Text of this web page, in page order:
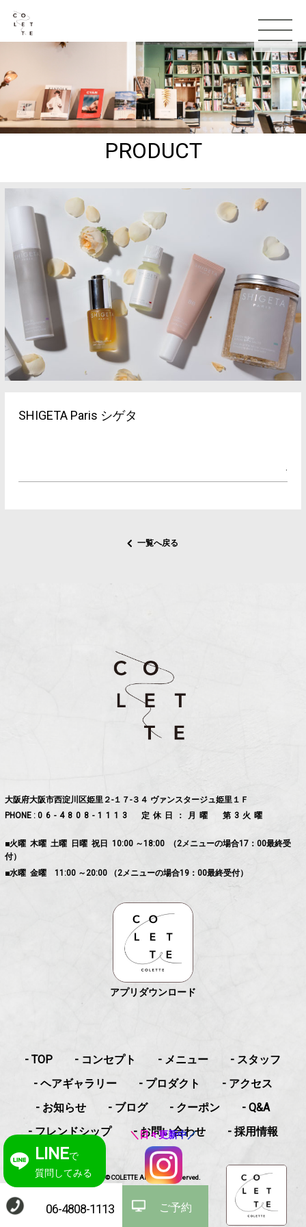
コンセプト
スタッフ
メニュー
ヘアギャラリー
プロダクト
アクセス
06-4808-1113 ご予約
PRODUCT
SHIGETA Paris シゲタ
.
一覧へ戻る
大阪府大阪市西淀川区姫里２-１７-３４ ヴァンスタージュ姫里１Ｆ
PHONE : 06-4808-1113 定休日：月曜 第3火曜
■火曜 木曜 土曜 日曜 祝日 10:00 ～18:00 （2メニューの場合17：00最終受
付）
■水曜 金曜 11:00 ～20:00 （2メニューの場合19：00最終受付）
アプリダウンロード
- TOP - コンセプト - メニュー
- スタッフ
- ヘアギャラリー
- プロダクト
- アクセス
- お知らせ
- ブログ - クーポン
- Q&A
- フレンドシップ
- お問い合わせ - 採用情報
© COLETTE All Rights Reserved.
＼日々更新中／
LINEで
質問してみる